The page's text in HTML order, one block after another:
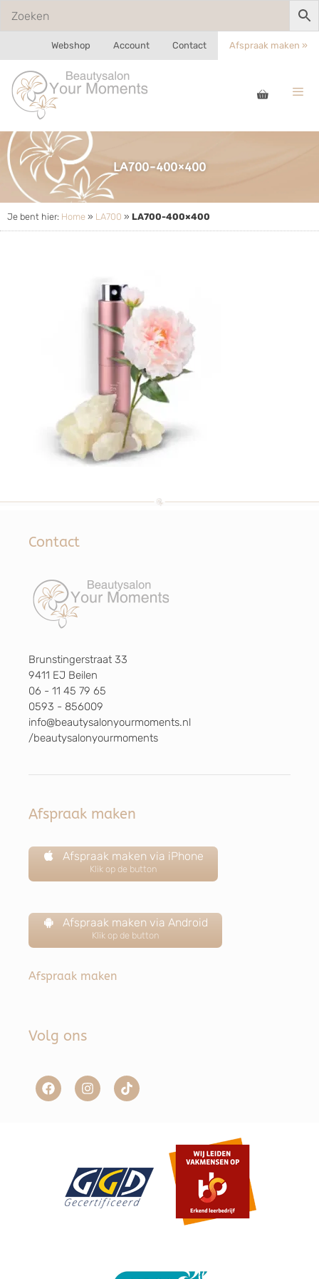
Webshop Account Contact Afspraak maken »
LA700-400×400
Je bent hier: Home » LA700 » LA700-400×400
Contact
Brunstingerstraat 33
9411 EJ Beilen
06 - 11 45 79 65
0593 - 856009
info@beautysalonyourmoments.nl
/beautysalonyourmoments
Afspraak maken
Afspraak maken via iPhone
Klik op de button
Afspraak maken via Android
Klik op de button
Afspraak maken
Volg ons